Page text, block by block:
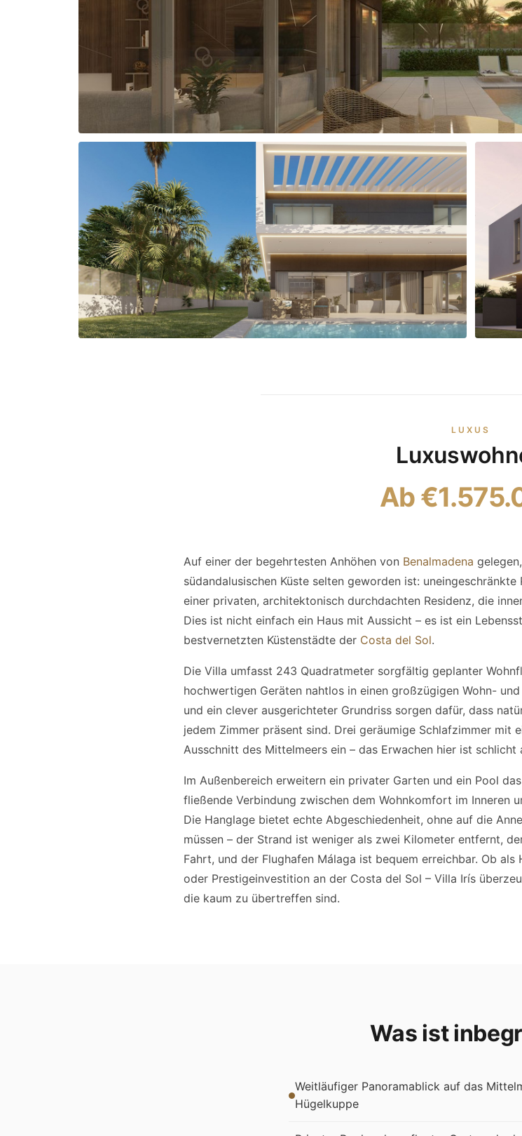
LUXUS
Ab
Auf einer der begehrtesten Anhöhen von Benalmadena
südandalusischen Küste selten geworden ist:
einer privaten, architektonisch durchdachten Residenz, die
Dies ist nicht einfach ein Haus mit Aussicht – es ist ein
bestvernetzten Küstenstädte der Costa del Sol.
Die Villa umfasst 243 Quadratmeter sorgfältig geplanter
hochwertigen Geräten nahtlos in einen großzügigen Wohn-
und ein clever ausgerichteter Grundriss sorgen dafür, dass
jedem Zimmer präsent sind. Drei geräumige Schlafzimmer mit
Ausschnitt des Mittelmeers ein – das Erwachen hier ist schlicht
Im Außenbereich erweitern ein privater Garten und ein Pool
fließende Verbindung zwischen dem Wohnkomfort im Inneren
Die Hanglage bietet echte Abgeschiedenheit, ohne auf die
müssen – der Strand ist weniger als zwei Kilometer entfernt,
Fahrt, und der Flughafen Málaga ist bequem erreichbar. Ob
oder Prestigeinvestition an der Costa del Sol – Villa Irís
die kaum zu übertreffen sind.
Was ist
Weitläufiger Panoramablick auf das
Hügelkuppe